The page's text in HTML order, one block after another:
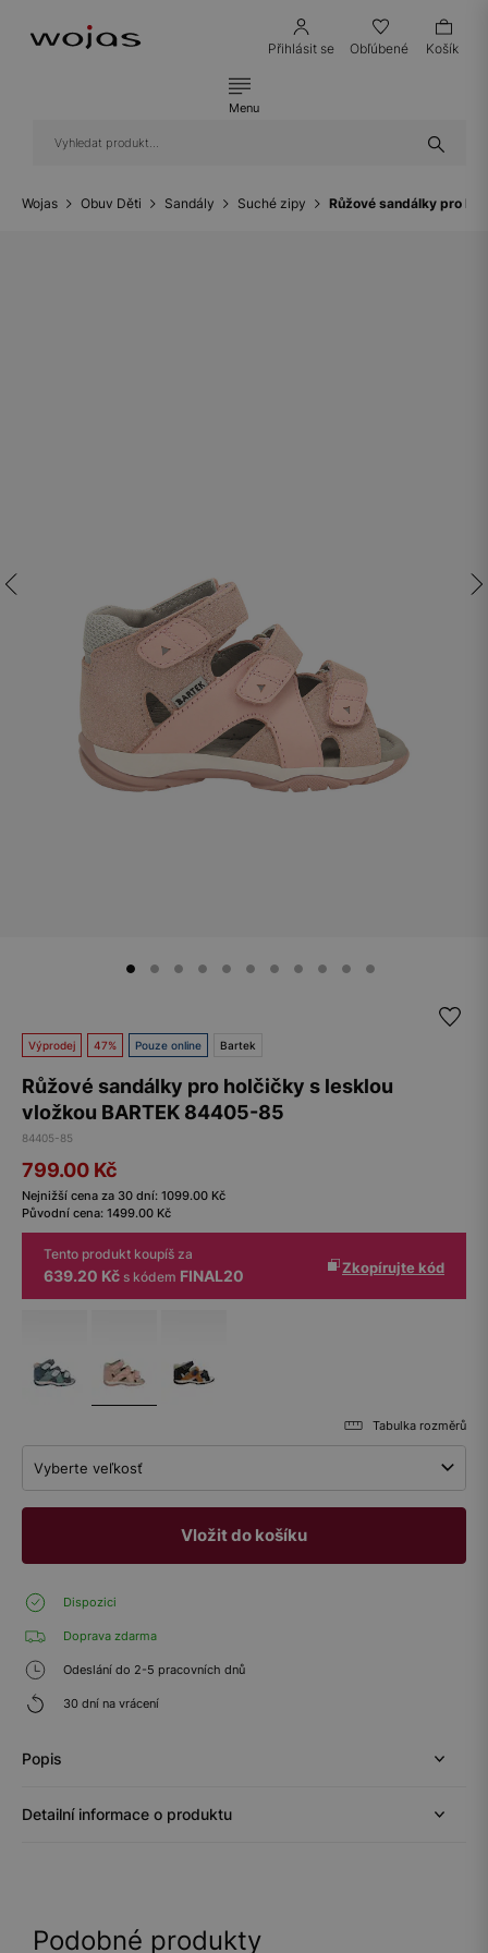
Přihlásit se Obľúbené Košík
Menu
Wojas Obuv Děti Sandály Suché zipy Růžové sandálky pro
Výprodej 47% Pouze online Bartek
Růžové sandálky pro holčičky s lesklou
vložkou BARTEK 84405-85
84405-85
799.00 Kč
Nejnižší cena za 30 dní: 1099.00 Kč
Původní cena: 1499.00 Kč
Tento produkt koupíš za
639.20 Kč s kódem FINAL20 Zkopírujte kód
Tabulka rozměrů
Vyberte veľkosť
Vložit do košíku
Dispozici
Doprava zdarma
Odeslání do 2-5 pracovních dnů
30 dní na vrácení
Popis
Detailní informace o produktu
Podobné produkty